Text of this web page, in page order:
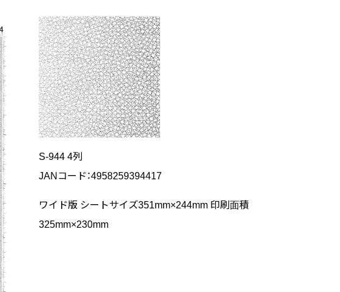
S-944 4列
JANコード：4958259394417
ワイド版 シートサイズ351mm×244mm 印刷面積
325mm×230mm